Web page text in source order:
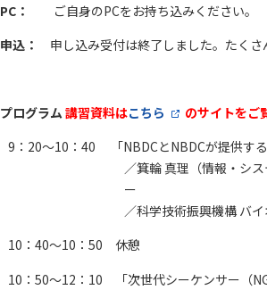
PC：
ご自身のPCをお持ち込みください。
申込：
申し込み受付は終了しました。たくさ
プログラム講習資料はこちら
のサイトをご
9：20～10：40 「NBDCとNBDCが提供する
／箕輪 真理（情報・シ
ー
／科学技術振興機構 バ
10：40～10：50 休憩
10：50～12：10 「次世代シーケンサー（